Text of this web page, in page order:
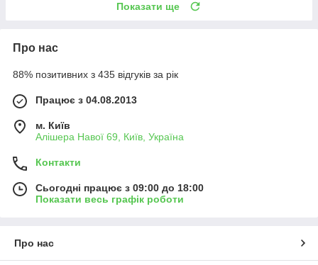
Показати ще
Про нас
88% позитивних з 435 відгуків за рік
Працює з 04.08.2013
м. Київ
Алішера Навої 69, Київ, Україна
Контакти
Сьогодні працює з 09:00 до 18:00
Показати весь графік роботи
Про нас